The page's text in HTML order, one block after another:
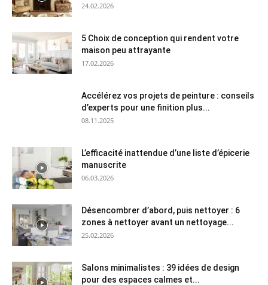
24.02.2026
5 Choix de conception qui rendent votre
maison peu attrayante
17.02.2026
Accélérez vos projets de peinture : conseils
d’experts pour une finition plus...
08.11.2025
L’efficacité inattendue d’une liste d’épicerie
manuscrite
06.03.2026
Désencombrer d’abord, puis nettoyer : 6
zones à nettoyer avant un nettoyage...
25.02.2026
Salons minimalistes : 39 idées de design
pour des espaces calmes et...